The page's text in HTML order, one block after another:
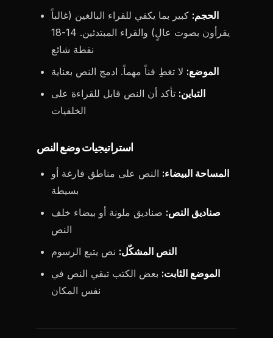
الحجم: كبير بما يكفي للقراء البالغين (غالباً
يقرأون بصوت عالٍ) والقراء المبتدئين. 14-18
نقطة شائع
الموضع: لا تغطِ فناً مهماً. ادمج النص بعناية
التباين: تأكد أن النص قابل للقراءة على
الخلفيات
استراتيجيات وضع النص
المساحة البيضاء: النص على مناطق فارغة أو
بسيطة
صناديق النص: صناديق ملونة أو بيضاء خلف
النص
النص المشكّل: نص يتبع الرسوم
الموضع الثابت: بعض الكتب تبقي النص في
نفس المكان